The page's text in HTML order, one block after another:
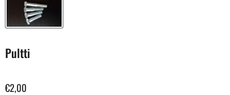
Pultti
€2,00